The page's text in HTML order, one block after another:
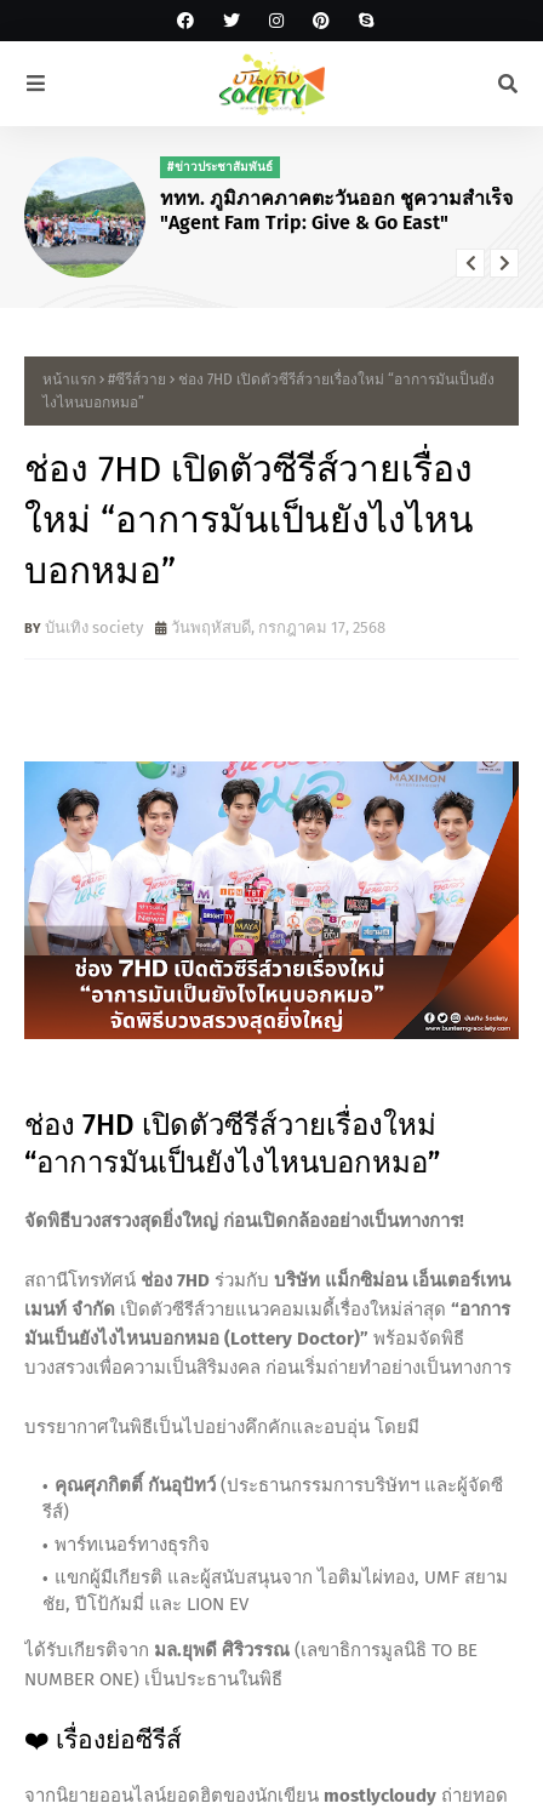
#ข่าวประชาสัมพันธ์
ททท. ภูมิภาคภาคตะวันออก ชูความสำเร็จ
"Agent Fam Trip: Give & Go East"
หน้าแรก #ซีรีส์วาย
ช่อง 7HD เปิดตัวซีรีส์วายเรื่องใหม่ “อาการมันเป็นยัง
ไงไหนบอกหมอ”
ช่อง 7HD เปิดตัวซีรีส์วายเรื่อง
ใหม่ “อาการมันเป็นยังไงไหน
บอกหมอ”
บันเทิง society วันพฤหัสบดี, กรกฎาคม 17, 2568
ช่อง 7HD เปิดตัวซีรีส์วายเรื่องใหม่
“อาการมันเป็นยังไงไหนบอกหมอ”
จัดพิธีบวงสรวงสุดยิ่งใหญ่ ก่อนเปิดกล้องอย่างเป็นทางการ!
สถานีโทรทัศน์ ช่อง 7HD ร่วมกับ บริษัท แม็กซิม่อน เอ็นเตอร์เทน
เมนท์ จำกัด เปิดตัวซีรีส์วายแนวคอมเมดี้เรื่องใหม่ล่าสุด “อาการ
มันเป็นยังไงไหนบอกหมอ (Lottery Doctor)” พร้อมจัดพิธี
บวงสรวงเพื่อความเป็นสิริมงคล ก่อนเริ่มถ่ายทำอย่างเป็นทางการ
บรรยากาศในพิธีเป็นไปอย่างคึกคักและอบอุ่น โดยมี
คุณศุภกิตติ์ กันอุปัทว์ (ประธานกรรมการบริษัทฯ และผู้จัดซี
รีส์)
พาร์ทเนอร์ทางธุรกิจ
แขกผู้มีเกียรติ และผู้สนับสนุนจาก ไอติมไผ่ทอง, UMF สยาม
ชัย, ปีโป้กัมมี่ และ LION EV
ได้รับเกียรติจาก มล.ยุพดี ศิริวรรณ (เลขาธิการมูลนิธิ TO BE
NUMBER ONE) เป็นประธานในพิธี
❤️ เรื่องย่อซีรีส์
จากนิยายออนไลน์ยอดฮิตของนักเขียน mostlycloudy ถ่ายทอด